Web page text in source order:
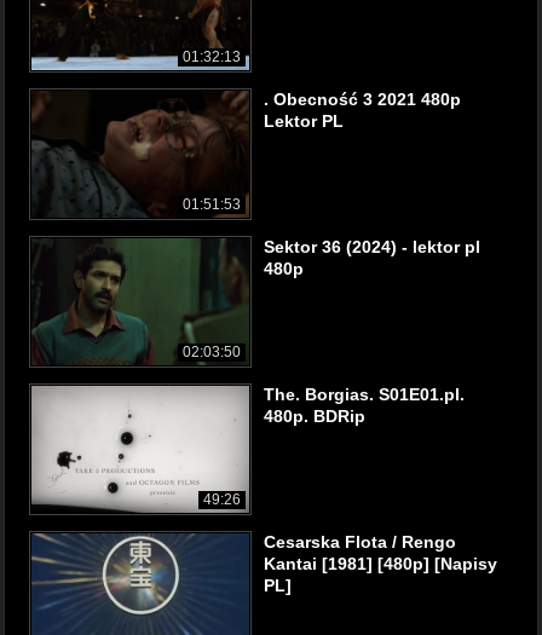
01:32:13
01:51:53
. Obecność 3 2021 480p
Lektor PL
02:03:50
Sektor 36 (2024) - lektor pl
480p
49:26
The. Borgias. S01E01.pl.
480p. BDRip
Cesarska Flota / Rengo
Kantai [1981] [480p] [Napisy
PL]